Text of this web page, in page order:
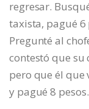
regresar.
taxista, pagué 6
Pregunté al
contestó que su
pero que él que
y pagué 8 pesos.